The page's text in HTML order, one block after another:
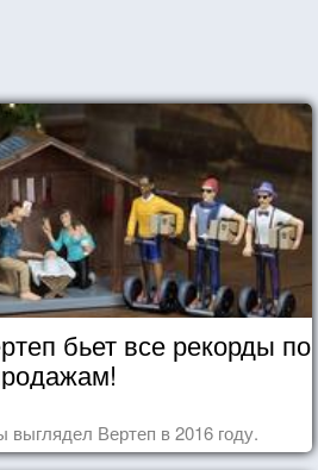
бьет все рекорды по
выглядел Вертеп в 2016 году.